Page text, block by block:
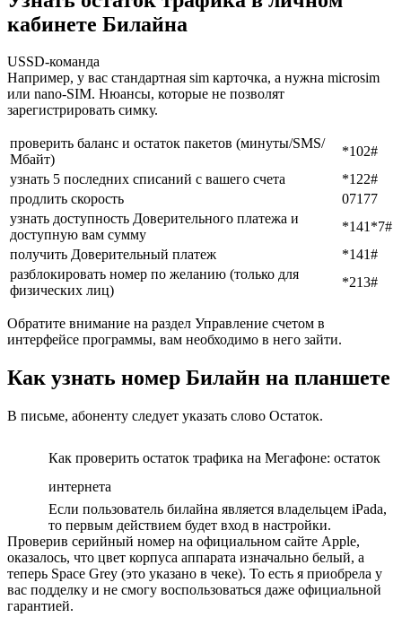
кабинете Билайна
USSD-команда
Например, у вас стандартная sim карточка, а нужна microsim
или nano-SIM. Нюансы, которые не позволят
зарегистрировать симку.
проверить баланс и остаток пакетов (минуты/SMS/
Мбайт)
*102#
узнать 5 последних списаний с вашего счета
*122#
продлить скорость
07177
узнать доступность Доверительного платежа и
доступную вам сумму
*141*7#
получить Доверительный платеж
*141#
разблокировать номер по желанию (только для
физических лиц)
*213#
Обратите внимание на раздел Управление счетом в
интерфейсе программы, вам необходимо в него зайти.
Как узнать номер Билайн на планшете
В письме, абоненту следует указать слово Остаток.
Как проверить остаток трафика на Мегафоне: остаток
интернета
Если пользователь билайна является владельцем iPadа,
то первым действием будет вход в настройки.
Проверив серийный номер на официальном сайте Apple,
оказалось, что цвет корпуса аппарата изначально белый, а
теперь Space Grey (это указано в чеке). То есть я приобрела у
вас подделку и не смогу воспользоваться даже официальной
гарантией.